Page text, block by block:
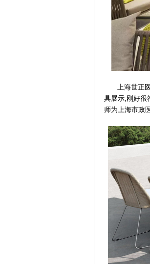
上海世正
具展示 刚好很
师为上海市政